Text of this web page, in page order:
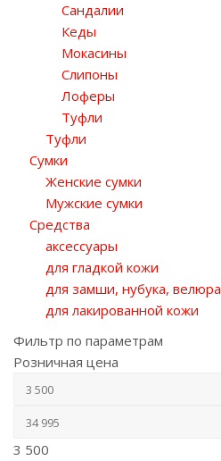
Сандалии
Кеды
Мокасины
Слипоны
Лоферы
Туфли
Туфли
Сумки
Женские сумки
Мужские сумки
Средства
аксессуары
для гладкой кожи
для замши, нубука, велюра
для лакированной кожи
Фильтр по параметрам
Розничная цена
3 500